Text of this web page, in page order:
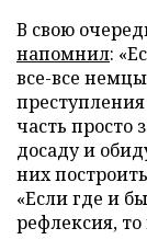
В свою
напомнил:
все-все
часть просто
досаду и
них
«Если где и
рефлексия, то